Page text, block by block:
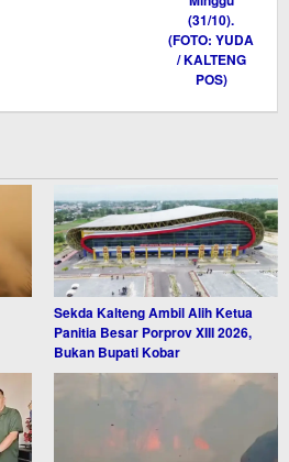
Sekda Kalteng Ambil Alih Ketua
Panitia Besar Porprov XIII 2026,
Bukan Bupati Kobar